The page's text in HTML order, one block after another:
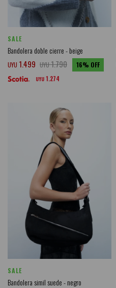
SALE
Bandolera doble cierre - beige
UYU 1.499 UYU1.790 16
UYU 1.274
SALE
Bandolera simil suede - negro